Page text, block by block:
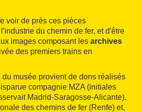
voir de près ces pièces
du chemin de fer, et d'être
images composant les archives
des premiers trains en
du musée provient de dons réalisés
compagnie MZA (initiales
Madrid-Saragosse-Alicante),
des chemins de fer (Renfe) et,